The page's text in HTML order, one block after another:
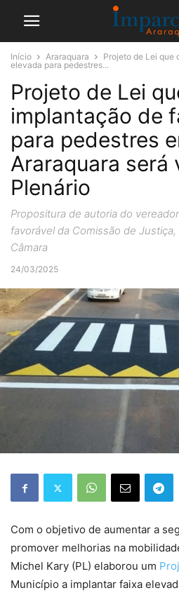
Início Araraquara
Projeto de Lei que
elevada para pedestres...
Projeto de Lei
implantação de
para pedestres
Araraquara será
Plenário
Propositura de autoria do
favorável da Comissão de
Câmara
24/03/2025
Com o objetivo de aumentar a
promover melhorias na
Michel Kary (PL) elaborou um
Município a implantar faixa